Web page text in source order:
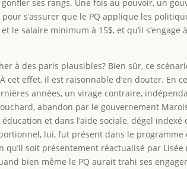
ses rangs. Une fois au pouvoir, un
s’assurer que le PQ applique les
le salaire minimum à 15$, et qu’il s’engage
à des paris plausibles? Bien sûr, ce
effet, il est raisonnable d’en douter. En
années, un virage contraire,
abandon par le gouvernement
et dans l’aide sociale, dégel indexé
lui, fut présent dans le programme
soit présentement réactualisé par Lisée
bien même le PQ aurait trahi ses